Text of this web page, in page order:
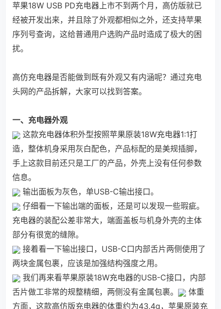
苹果18W USB PD充电器上市不到两个月，高仿版就已
经被开发出来，并且除了外观都相似之外，还支持苹果
序列号查询，这给普通用户选购产品时造成了极大的困
扰。
高仿充电器是否能做到既有外观又有内涵呢？通过充电
头网的产品拆解，大家可以找到答案。
一、充电器外观
这款充电器体积外型按照苹果原装18W充电器1:1打
造，整体机身采用灰白配色，产品标配的是美规插脚，
手上这款目前还只是工厂的产品，外壳上没有任何参数
信息。
输出面板为灰色，单USB-C输出接口。
仔细看一下输出端的面板，还是可以发现一些瑕疵。
充电器的装配公差非常大，端面盖板与机身外壳的主体
部分有很宽的缝隙。
接着看一下输出接口，USB-C口内部舌片两侧使用了
两块金属包裹，应该是加强结构强度之用。
我们再来看苹果原装18W充电器的USB-C接口，内部
舌片做工非常的规整精细，两侧没有金属包裹。
体重
方面，这款高仿版充电器的体重约为43.4g，苹果原装充